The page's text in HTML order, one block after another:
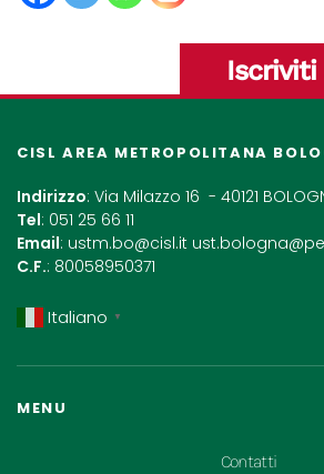
Iscriviti
CISL AREA METROPOLITANA
Indirizzo: Via Milazzo 16 - 40121
Tel: 051 25 66 11
Email: ustm.bo@cisl.it
C.F.: 80058950371
Italiano ▼
MENU
Contatti